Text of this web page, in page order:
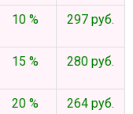
10 % 297 руб.
15 % 280 руб.
20 % 264 руб.